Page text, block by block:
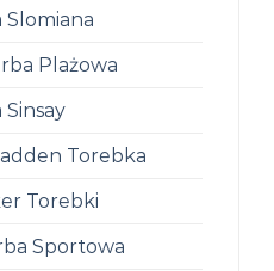
Slomiana
Plażowa
Torebka
Torebki
Sportowa